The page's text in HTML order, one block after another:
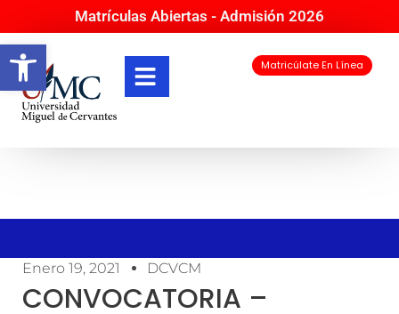
Abrir barra de herramientas
Matrículas Abiertas - Admisión 2026
Matricúlate En Línea
Enero 19, 2021 DCVCM
CONVOCATORIA –